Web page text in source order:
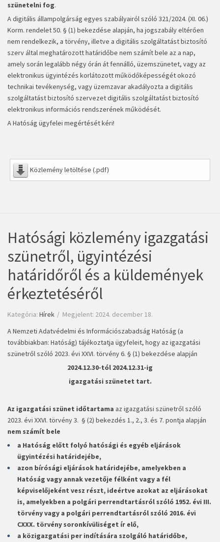
szünetelni fog.
A digitális állampolgárság egyes szabályairól szóló 321/2024. (XI. 06.)
Korm. rendelet 50. § (1) bekezdése alapján, ha jogszabály eltérően
nem rendelkezik, a törvény, illetve a digitális szolgáltatást biztosító
szerv által meghatározott határidőbe nem számít bele az a nap,
amely során legalább négy órán át fennálló, üzemszünetet, vagy az
elektronikus ügyintézés korlátozott működőképességét okozó
technikai tevékenység, vagy üzemzavar akadályozta a digitális
szolgáltatást biztosító szervezet digitális szolgáltatást biztosító
elektronikus információs rendszerének működését.
A Hatóság ügyfelei megértését kéri!
Közlemény letöltése (.pdf)
Hatósági közlemény igazgatási
szünetről, ügyintézési
határidőről és a küldemények
érkeztetéséről
Kategória: Hírek
Megjelent: 2024. december 18.
A Nemzeti Adatvédelmi és Információszabadság Hatóság (a
továbbiakban: Hatóság) tájékoztatja ügyfeleit, hogy az igazgatási
szünetről szóló 2023. évi XXVI. törvény 6. § (1) bekezdése alapján
2024.12.30-tól 2024.12.31-ig
igazgatási szünetet tart.
Az igazgatási szünet időtartama az igazgatási szünetről szóló
2023. évi XXVI. törvény 3. § (2) bekezdés 1., 2., 3. és 7. pontja alapján
nem számít bele
a Hatóság előtt folyó hatósági és egyéb eljárások
ügyintézési határidejébe,
azon bírósági eljárások határidejébe, amelyekben a
Hatóság vagy annak vezetője félként vagy a fél
képviselőjeként vesz részt, ideértve azokat az eljárásokat
is, amelyekben a polgári perrendtartásról szóló 1952. évi III.
törvény vagy a polgári perrendtartásról szóló 2016. évi
CXXX. törvény soronkívüliséget ír elő,
a közigazgatási per indítására szolgáló határidőbe,